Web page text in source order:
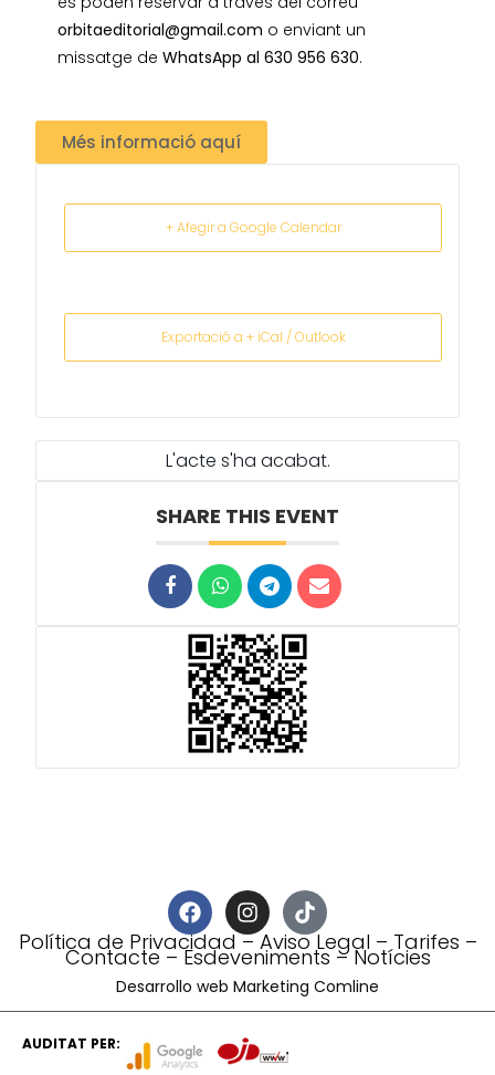
L'acte s'ha acabat.
SHARE THIS EVENT
orbitaeditorial@gmail.com o enviant un
missatge deWhatsApp al 630 956 630.
Més informació aquí
+ Afegir a Google Calendar
Exportació a + iCal / Outlook
Política de Privacidad–Aviso Legal –Tarifes –
Contacte –Esdeveniments– Notícies
Desarrollo web Marketing Comline
AUDITAT PER: